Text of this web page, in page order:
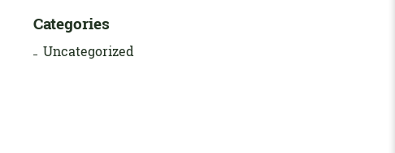
Categories
Uncategorized